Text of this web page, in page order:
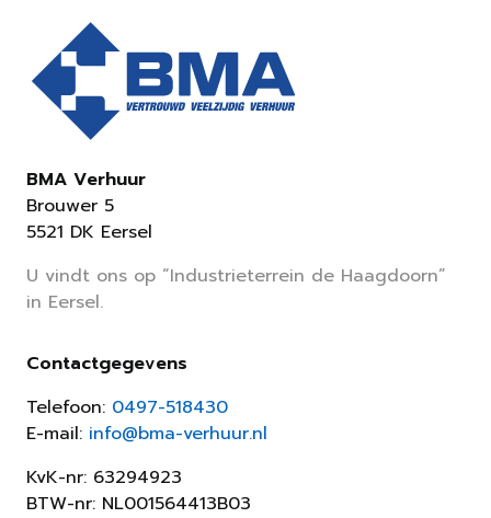
BMA Verhuur
Brouwer 5
5521 DK Eersel
U vindt ons op “Industrieterrein de Haagdoorn”
in Eersel.
Contactgegevens
Telefoon: 0497-518430
E-mail: info@bma-verhuur.nl
KvK-nr: 63294923
BTW-nr: NL001564413B03